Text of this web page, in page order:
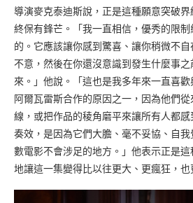
導演麥克泰迪斯說，正是這種願意突破界
終保有鋒芒。「我一直相信，優秀的限
的。它應該讓你感到驚喜、讓你稍微不
不意，然後在你還沒意識到發生什麼事
來。」他說。「這也是我多年來一直喜
阿爾瓦雷斯合作的原因之一，因為他們
線，或把作品的稜角磨平來讓所有人都
奏效，是因為它們大膽、毫不妥協、自
數電影不會涉足的地方。」他表示正是
地讓這一集變得比以往更大、更瘋狂，也